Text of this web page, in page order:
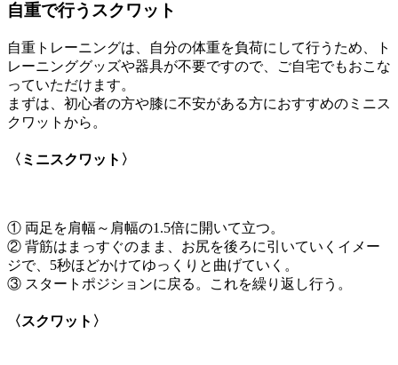
自重で行うスクワット
自重トレーニングは、自分の体重を負荷にして行うため、ト
レーニンググッズや器具が不要ですので、ご自宅でもおこな
っていただけます。
まずは、初心者の方や膝に不安がある方におすすめのミニス
クワットから。
〈ミニスクワット〉
① 両足を肩幅～肩幅の1.5倍に開いて立つ。
② 背筋はまっすぐのまま、お尻を後ろに引いていくイメー
ジで、5秒ほどかけてゆっくりと曲げていく。
③ スタートポジションに戻る。これを繰り返し行う。
〈スクワット〉